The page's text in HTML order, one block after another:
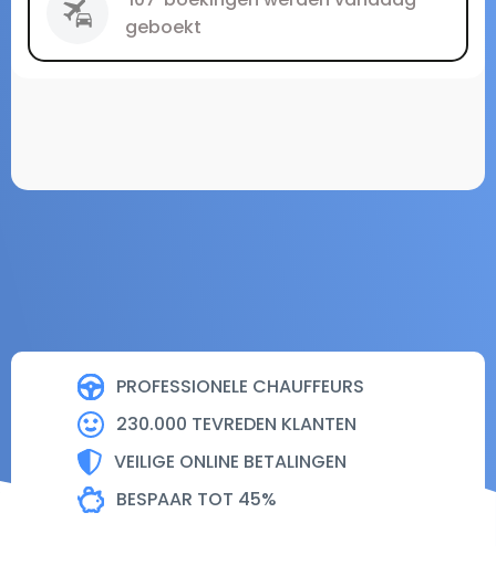
PROFESSIONELE CHAUFFEURS
230.000 TEVREDEN KLANTEN
VEILIGE ONLINE BETALINGEN
BESPAAR TOT 45%
geboekt